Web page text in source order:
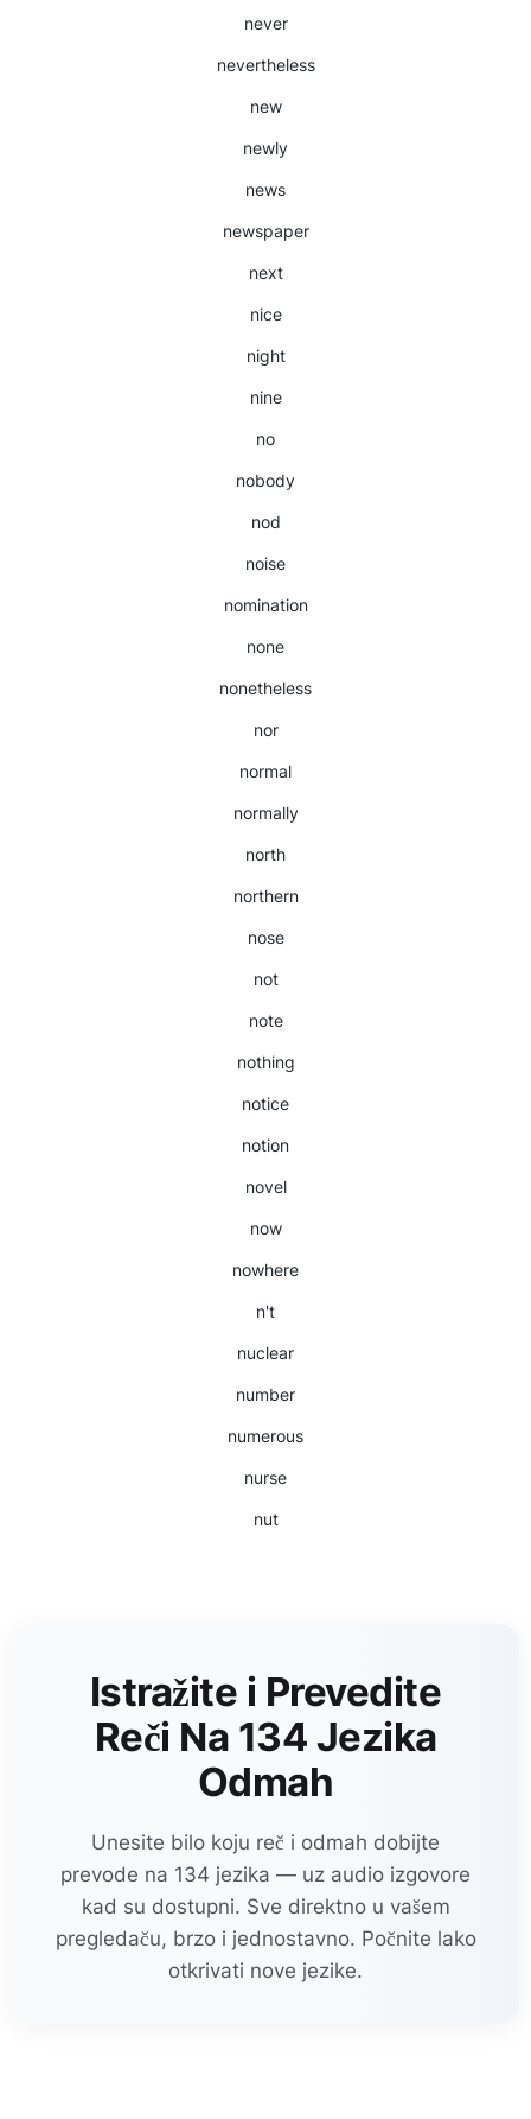
never
nevertheless
new
newly
news
newspaper
next
nice
night
nine
no
nobody
nod
noise
nomination
none
nonetheless
nor
normal
normally
north
northern
nose
not
note
nothing
notice
notion
novel
now
nowhere
n't
nuclear
number
numerous
nurse
nut
Istražite i Prevedite
Reči Na 134 Jezika
Odmah
Unesite bilo koju reč i odmah dobijte
prevode na 134 jezika — uz audio izgovore
kad su dostupni. Sve direktno u vašem
pregledaču, brzo i jednostavno. Počnite lako
otkrivati nove jezike.